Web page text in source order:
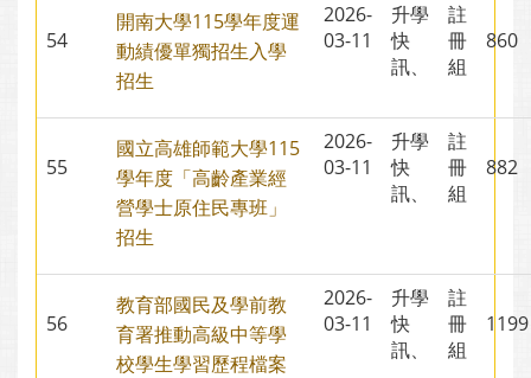
54
開南大學115學年度運
動績優單獨招生入學
招生
2026-
03-11
升學
快
訊、
註
冊
組
55
國立高雄師範大學115
學年度「高齡產業經
營學士原住民專班」
招生
2026-
03-11
升學
快
訊、
註
冊
組
56
教育部國民及學前教
育署推動高級中等學
校學生學習歷程檔案
2026-
03-11
升學
快
訊、
註
冊
組